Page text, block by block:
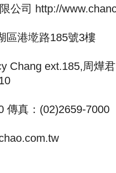
公司 http://
區港墘路185號3樓
Chang ext.185,周燁
傳真：(02)2659-